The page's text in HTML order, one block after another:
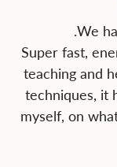
Super fast,
teaching and
techniques, it
myself, on